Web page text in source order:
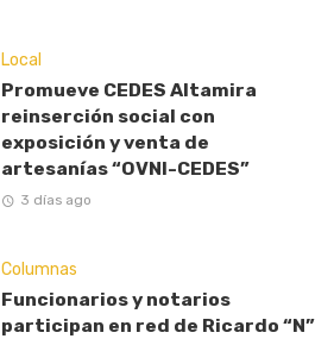
Local
Promueve CEDES Altamira
reinserción social con
exposición y venta de
artesanías “OVNI-CEDES”
3 días ago
Columnas
Funcionarios y notarios
participan en red de Ricardo “N”